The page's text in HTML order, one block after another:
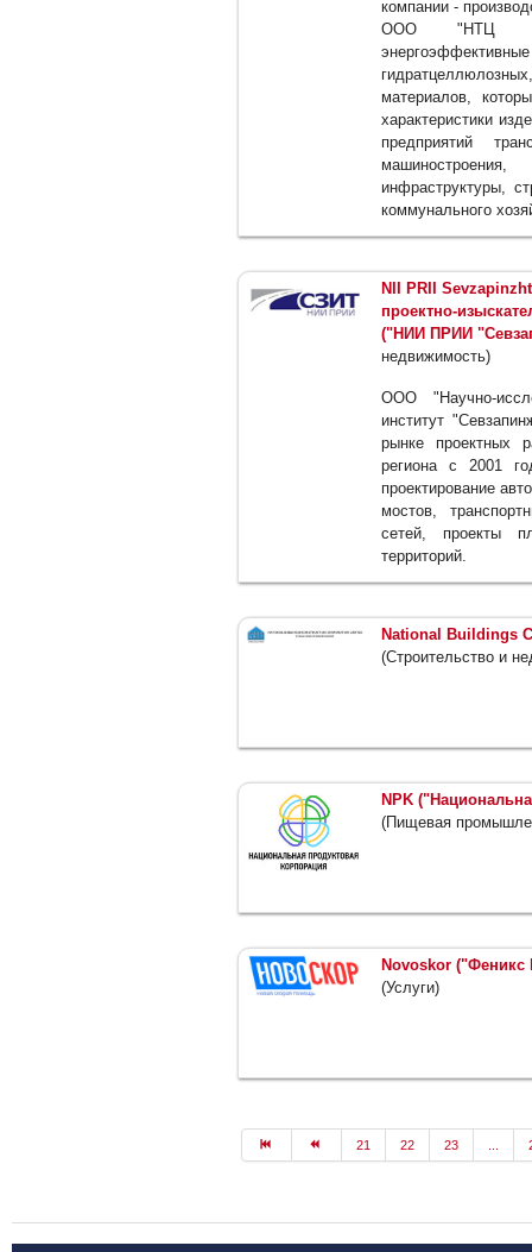
компании -
ООО "НТЦ
материалов,
характеристики
предприятий
инфраструктуры,
коммунального
NII PRII
проектно-
("НИИ ПРИИ
недвижимость)
ООО "Научно-
институт
рынке проектных
региона с 2001
проектирование
мостов,
сетей, проекты
территорий.
National Buildings
(Строительство и
NPK
(Пищевая
Novoskor
(Услуги)
21 22 23